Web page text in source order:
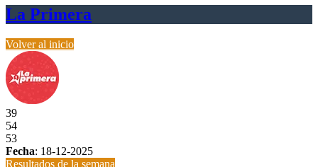
La Primera
Volver al inicio
39
54
53
Fecha: 18-12-2025
Resultados de la semana